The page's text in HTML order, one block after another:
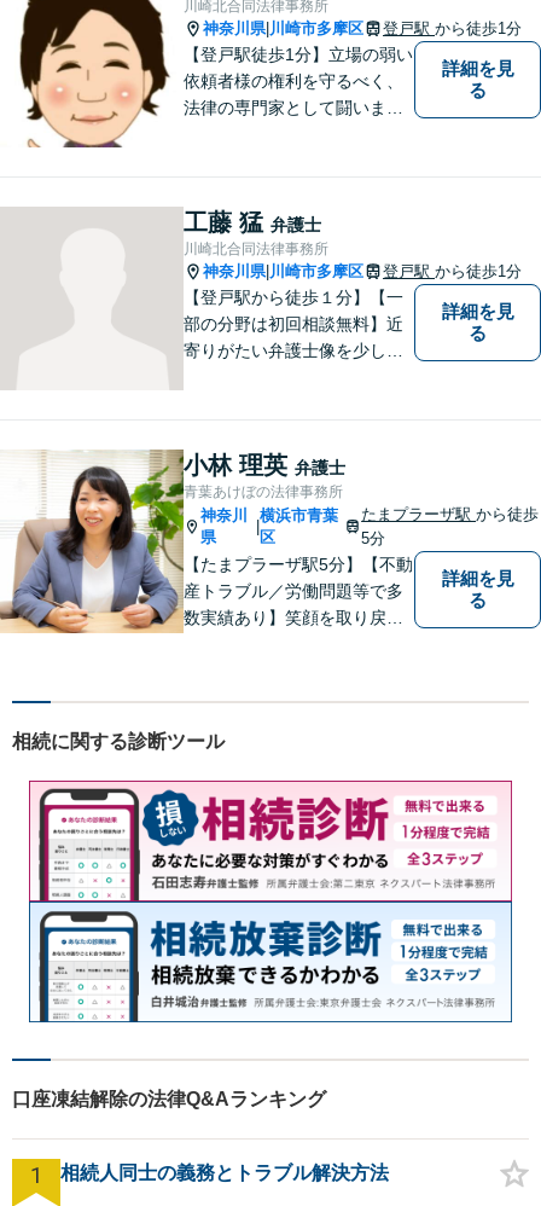
川崎北合同法律事務所
神奈川県| 川崎市多摩区 登戸駅 から徒歩1分
【登戸駅徒歩1分】立場の弱い
依頼者様の権利を守るべく、
法律の専門家として闘いま
件・刑事事件・労働事件な
ど、幅広く対応いたします。
詳細を見
る
工藤 猛 弁護士
川崎北合同法律事務所
神奈川県| 川崎市多摩区 登戸駅 から徒歩1分
【登戸駅から徒歩１分】【一
部の分野は初回相談無料】近
寄りがたい弁護士像を少しで
決が何であるのかを見極め、
誠心誠意、仕事に取り組んで
まいります。
詳細を見
る
小林 理英 弁護士
青葉あけぼの法律事務所
神奈川
県
|
横浜市青葉
区
たまプラーザ駅から徒歩
5分
【たまプラーザ駅5分】【不動
産トラブル／労働問題等で多
数実績あり】笑顔を取り戻す
えます。【契約時点での明朗
詳細を見
る
相続に関する診断ツール
口座凍結解除の法律Q&Aランキング
1 相続人同士の義務とトラブル解決方法